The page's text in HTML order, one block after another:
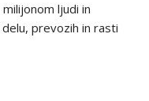
ljudi in
prevozih in rasti